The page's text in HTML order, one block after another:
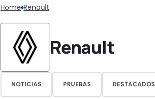
Home Renault
Renault
NOTICIAS PRUEBAS DESTACADOS